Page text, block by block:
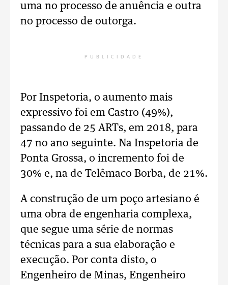
uma no processo de anuência e outra
no processo de outorga.
PUBLICIDADE
Por Inspetoria, o aumento mais
expressivo foi em Castro (49%),
passando de 25 ARTs, em 2018, para
47 no ano seguinte. Na Inspetoria de
Ponta Grossa, o incremento foi de
30% e, na de Telêmaco Borba, de 21%.
A construção de um poço artesiano é
uma obra de engenharia complexa,
que segue uma série de normas
técnicas para a sua elaboração e
execução. Por conta disto, o
Engenheiro de Minas, Engenheiro